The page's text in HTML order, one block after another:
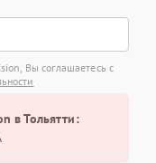
Вы соглашаетесь с
в Тольятти: